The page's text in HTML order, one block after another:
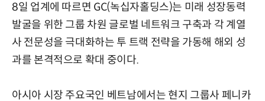
8일 업계에 따르면 GC(녹십자홀딩스)는 미래 성장동력
발굴을 위한 그룹 차원 글로벌 네트워크 구축과 각 계열
사 전문성을 극대화하는 투 트랙 전략을 가동해 해외 성
과를 본격적으로 확대 중이다.
아시아 시장 주요국인 베트남에서는 현지 그룹사 페니카